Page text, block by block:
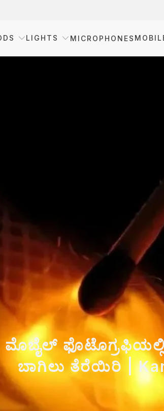
LIGHTS MICROPHONES
ಮೊಬೈಲ್
ಬಾಗಿಲು ತೆರೆಯಿರಿ |